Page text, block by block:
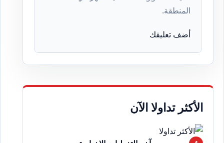
المنطقة.
أضف تعليقك
الأكثر تداولا الآن